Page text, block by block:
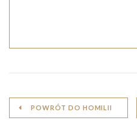
POWRÓT DO HOMILII